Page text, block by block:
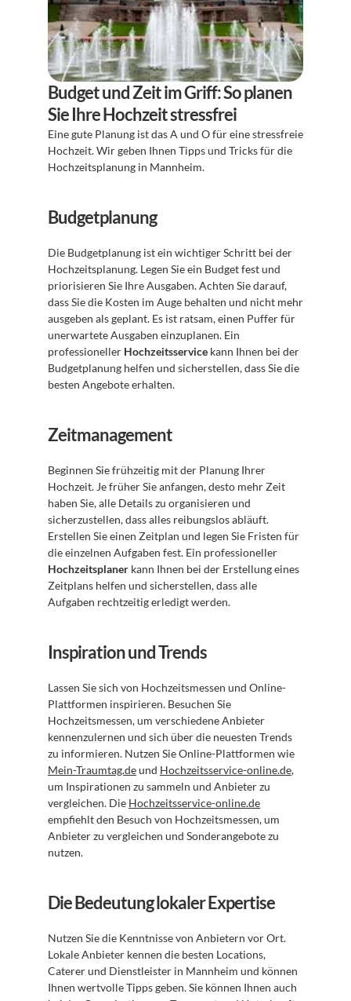
Budget und Zeit im Griff: So planen
Sie Ihre Hochzeit stressfrei
Eine gute Planung ist das A und O für eine stressfreie
Hochzeit. Wir geben Ihnen Tipps und Tricks für die
Hochzeitsplanung in Mannheim.
Budgetplanung
Die Budgetplanung ist ein wichtiger Schritt bei der
Hochzeitsplanung. Legen Sie ein Budget fest und
priorisieren Sie Ihre Ausgaben. Achten Sie darauf,
dass Sie die Kosten im Auge behalten und nicht mehr
ausgeben als geplant. Es ist ratsam, einen Puffer für
unerwartete Ausgaben einzuplanen. Ein
professioneller Hochzeitsservice kann Ihnen bei der
Budgetplanung helfen und sicherstellen, dass Sie die
besten Angebote erhalten.
Zeitmanagement
Beginnen Sie frühzeitig mit der Planung Ihrer
Hochzeit. Je früher Sie anfangen, desto mehr Zeit
haben Sie, alle Details zu organisieren und
sicherzustellen, dass alles reibungslos abläuft.
Erstellen Sie einen Zeitplan und legen Sie Fristen für
Hochzeitsplaner kann Ihnen bei der Erstellung eines
Zeitplans helfen und sicherstellen, dass alle
Aufgaben rechtzeitig erledigt werden.
Inspiration und Trends
Lassen Sie sich von Hochzeitsmessen und Online-
Plattformen inspirieren. Besuchen Sie
Hochzeitsmessen, um verschiedene Anbieter
kennenzulernen und sich über die neuesten Trends
Mein-Traumtag.de und Hochzeitsservice-online.de,
um Inspirationen zu sammeln und Anbieter zu
vergleichen. Die Hochzeitsservice-online.de
empfiehlt den Besuch von Hochzeitsmessen, um
Anbieter zu vergleichen und Sonderangebote zu
nutzen.
Die Bedeutung lokaler Expertise
Nutzen Sie die Kenntnisse von Anbietern vor Ort.
Lokale Anbieter kennen die besten Locations,
Caterer und Dienstleister in Mannheim und können
Ihnen wertvolle Tipps geben. Sie können Ihnen auch